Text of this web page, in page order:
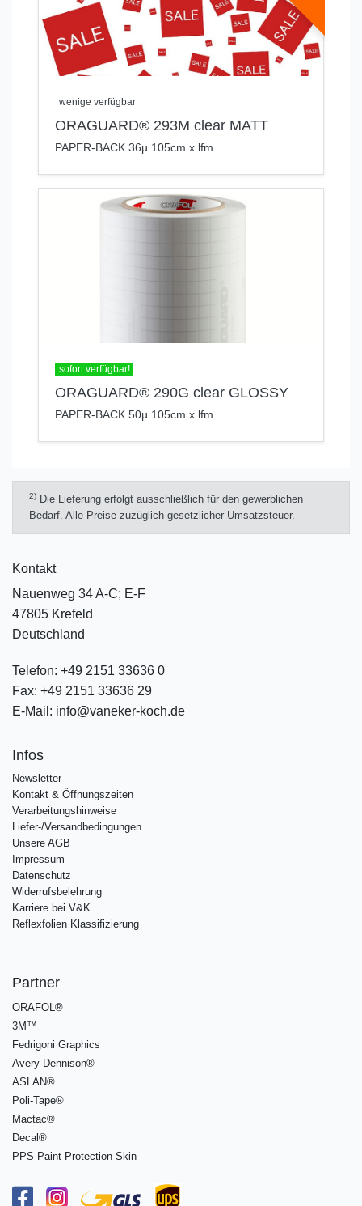
wenige verfügbar
ORAGUARD® 293M clear MATT
PAPER-BACK 36µ 105cm x lfm
sofort verfügbar!
ORAGUARD® 290G clear GLOSSY
PAPER-BACK 50µ 105cm x lfm
2) Die Lieferung erfolgt ausschließlich für den gewerblichen
Bedarf. Alle Preise zuzüglich gesetzlicher Umsatzsteuer.
Kontakt
Nauenweg 34 A-C; E-F
47805 Krefeld
Deutschland
Telefon: +49 2151 33636 0
Fax: +49 2151 33636 29
E-Mail: info@vaneker-koch.de
Infos
Newsletter
Kontakt & Öffnungszeiten
Verarbeitungshinweise
Liefer-/Versandbedingungen
Unsere AGB
Impressum
Datenschutz
Widerrufsbelehrung
Karriere bei V&K
Reflexfolien Klassifizierung
Partner
ORAFOL®
3M™
Fedrigoni Graphics
Avery Dennison®
ASLAN®
Poli-Tape®
Mactac®
Decal®
PPS Paint Protection Skin